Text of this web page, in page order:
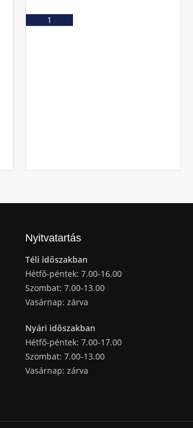
Nyitvatartás
Téli időszakban
Hétfő-péntek: 7.00-16.00
Szombat: 7.00-13.00
Vasárnap: zárva
Nyári időszakban
Hétfő-péntek: 7.00-17.00
Szombat: 7.00-13.00
Vasárnap: zárva